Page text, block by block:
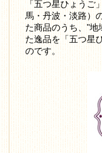
「五つ星ひょうご
馬・丹波・淡路）
た商品のうち、"地
た逸品を「五つ星
のです。